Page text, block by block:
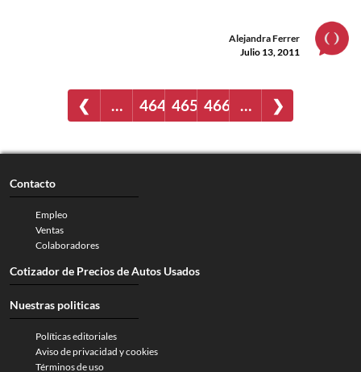
Alejandra Ferrer
Julio 13, 2011
❮ … 464 465 466 … ❯
Contacto
Empleo
Ventas
Colaboradores
Cotizador de Precios de Autos Usados
Nuestras politicas
Políticas editoriales
Aviso de privacidad y cookies
Términos de uso